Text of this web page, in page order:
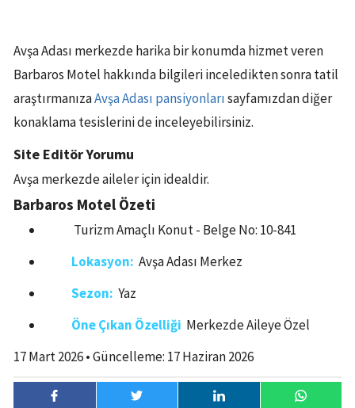
Avşa Adası merkezde harika bir konumda hizmet veren
Barbaros Motel hakkında bilgileri inceledikten sonra tatil
araştırmanızaAvşa Adası pansiyonlarısayfamızdan diğer
konaklama tesislerini de inceleyebilirsiniz.
Site Editör Yorumu
Avşa merkezde aileler için idealdir.
Barbaros Motel Özeti
Turizm Amaçlı Konut - Belge No: 10-841
Lokasyon: Avşa Adası Merkez
Sezon: Yaz
Öne Çıkan Özelliği Merkezde Aileye Özel
17 Mart 2026• Güncelleme: 17 Haziran 2026